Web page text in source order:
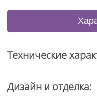
Технические
Дизайн и отделка: